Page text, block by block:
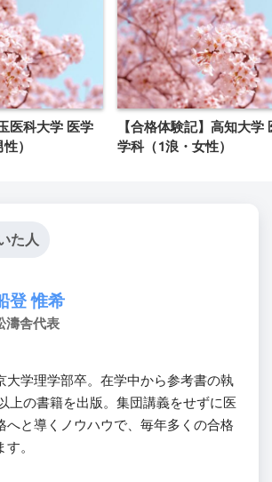
医科大学 医学
）
【合格体験記】高知大学
学科（1浪・女性）
た人
登 惟希
濤舎代表
大学理学部卒。在学中から参考書の執
上の書籍を出版。集団講義をせずに医
へと導くノウハウで、毎年多くの合格
。